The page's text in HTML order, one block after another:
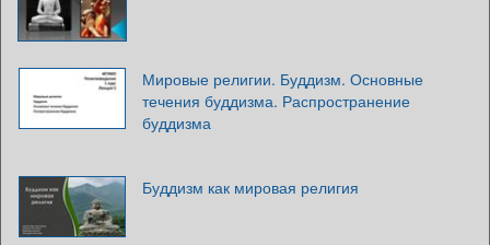
Мировые религии. Буддизм. Основные
течения буддизма. Распространение
буддизма
Буддизм как мировая религия